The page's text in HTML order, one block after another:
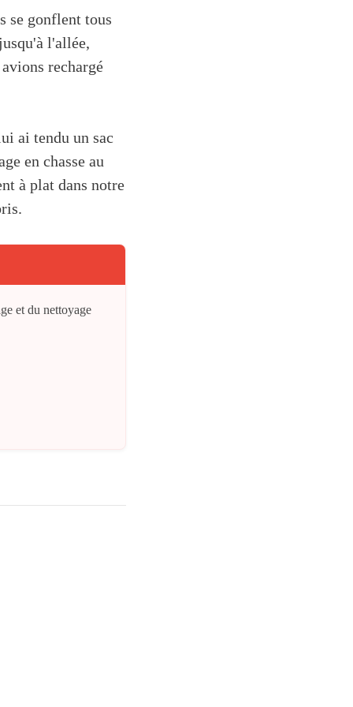
se gonflent tous
l'allée,
rechargé
ai tendu un sac
en chasse au
à plat dans notre
et du nettoyage